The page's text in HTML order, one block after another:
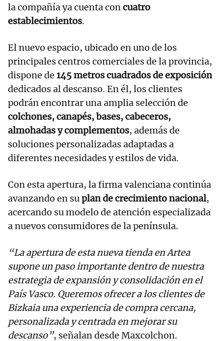
la compañía ya cuenta concuatro
establecimientos.
El nuevo espacio, ubicado en uno de los
principales centros comerciales de la provincia,
dispone de 145 metros cuadrados de exposición
dedicados al descanso. En él, los clientes
podrán encontrar una amplia selección de
colchones, canapés, bases, cabeceros,
almohadas y complementos, además de
soluciones personalizadas adaptadas a
diferentes necesidades y estilos de vida.
Con esta apertura, la firma valenciana continúa
avanzando en suplan de crecimiento nacional,
acercando su modelo de atención especializada
a nuevos consumidores de la península.
“La apertura de esta nueva tienda en Artea
supone un paso importante dentro de nuestra
estrategia de expansión y consolidación en el
País Vasco. Queremos ofrecer a los clientes de
Bizkaia una experiencia de compra cercana,
personalizada y centrada en mejorar su
descanso”, señalan desde Maxcolchon.